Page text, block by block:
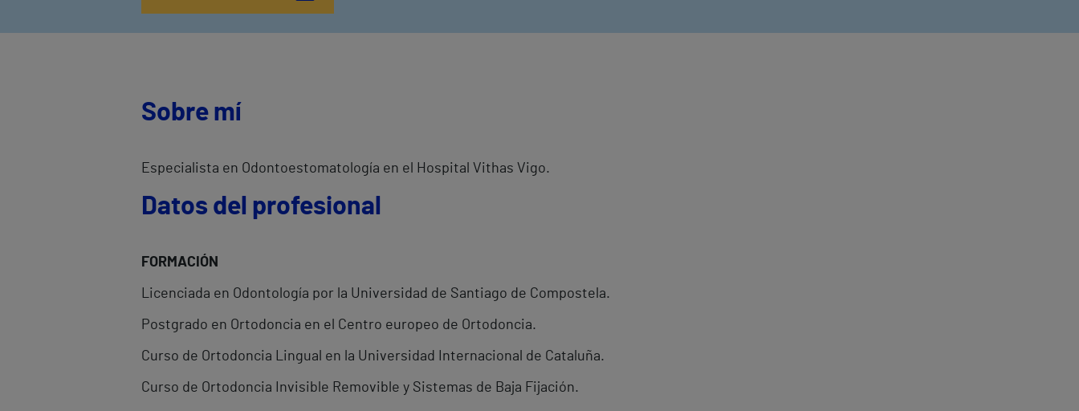
Sobre mí
Especialista en Odontoestomatología en el Hospital Vithas Vigo.
Datos del profesional
FORMACIÓN
Licenciada en Odontología por la Universidad de Santiago de Compostela.
Postgrado en Ortodoncia en el Centro europeo de Ortodoncia.
Curso de Ortodoncia Lingual en la Universidad Internacional de Cataluña.
Curso de Ortodoncia Invisible Removible y Sistemas de Baja Fijación.